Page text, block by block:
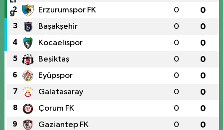
2 Erzurumspor FK 0 0
3 Başakşehir 0 0
4 Kocaelispor 0 0
5 Beşiktaş 0 0
6 Eyüpspor 0 0
7 Galatasaray 0 0
8 Çorum FK 0 0
9 Gaziantep FK 0 0